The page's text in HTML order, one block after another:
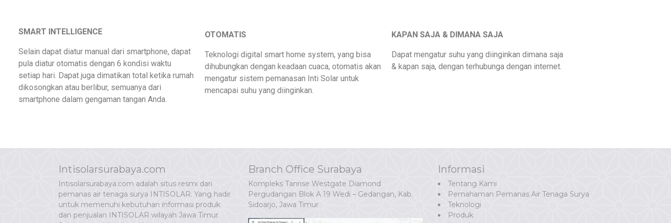
SMART INTELLIGENCE
Selain dapat diatur manual dari smartphone, dapat
pula diatur otomatis dengan 6 kondisi waktu
setiap hari. Dapat juga dimatikan total ketika rumah
dikosongkan atau berlibur, semuanya dari
smartphone dalam gengaman tangan Anda.
OTOMATIS
Teknologi digital smart home system, yang bisa
dihubungkan dengan keadaan cuaca, otomatis akan
mengatur sistem pemanasan Inti Solar untuk
mencapai suhu yang diinginkan.
KAPAN SAJA & DIMANA SAJA
Dapat mengatur suhu yang diinginkan dimana saja
& kapan saja, dengan terhubunga dengan internet.
Intisolarsurabaya.com
Intisolarsurabaya.com adalah situs resmi dari
pemanas air tenaga surya INTISOLAR. Yang hadir
untuk memenuhi kebutuhan informasi produk
dan penjualan INTISOLAR wilayah Jawa Timur.
Branch Office Surabaya
Kompleks Tanrise Westgate Diamond
Pergudangan Blok A 19 Wedi – Gedangan, Kab.
Sidoarjo, Jawa Timur
Informasi
Tentang Kami
Pemahaman Pemanas Air Tenaga Surya
Teknologi
Produk